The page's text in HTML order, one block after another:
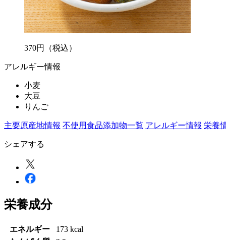
370円 （税込）
アレルギー情報
小麦
大豆
りんご
主要原産地情報 不使用食品添加物一覧 アレルギー情報 栄養
シェアする
栄養成分
エネルギー
173 kcal